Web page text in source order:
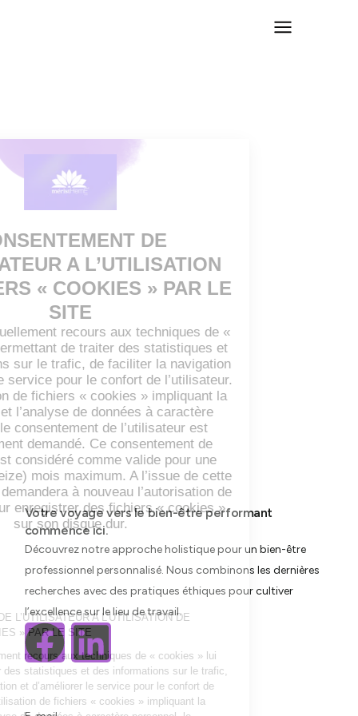
Votre voyage vers le bien-être performant
commence ici.
Découvrez notre approche holistique pour un bien-être
professionnel personnalisé. Nous combinons les dernières
recherches avec des pratiques éthiques pour cultiver
l’excellence sur le lieu de travail.